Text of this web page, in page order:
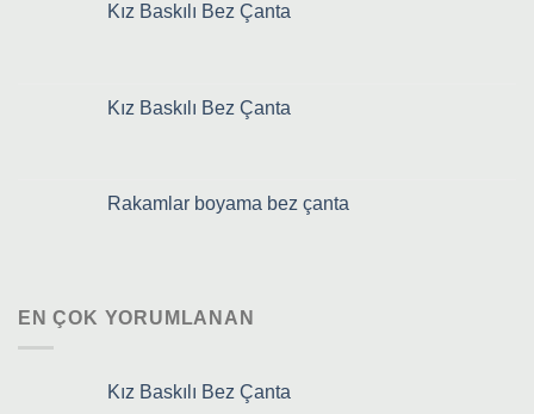
Kız Baskılı Bez Çanta
Kız Baskılı Bez Çanta
Rakamlar boyama bez çanta
EN ÇOK YORUMLANAN
Kız Baskılı Bez Çanta